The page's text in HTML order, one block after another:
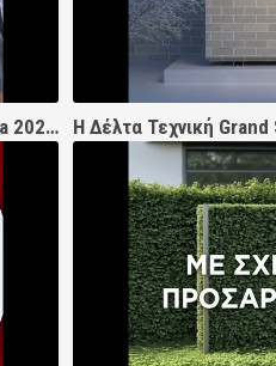
Δέλτα Τεχνική & Zealux στο Cyclades Regatta 2026 | Χορηγός του Ιστιοπλοϊκού Σκάφους ΙΩΝΙΑ